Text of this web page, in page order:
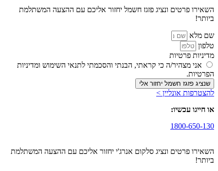
השאירו פרטים ונציג פזגז חשמל יחזור אליכם עם ההצעה המשתלמת
ביותר!
שם מלא
טלפון
מדיניות פרטיות
אני מצהיר/ה כי קראתי, הבנתי והסכמתי לתנאי השימוש ומדיניות
הפרטיות.
שנציג פזגז חשמל יחזור אלי
להצטרפות אונליין >
או חייגו עכשיו:
1800-650-130
השאירו פרטים ונציג סלקום אנרג'י יחזור אליכם עם ההצעה המשתלמת
ביותר!